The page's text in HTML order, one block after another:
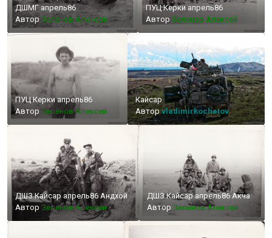
ДШМГ апрель86
АвторЗеленов Алексей
ПУЦ Керки апрель86
Автор Зеленов Алексей
ПУЦ Керки апрель86
Автор Зеленов Алексей
Кайсар
Авторvladimirkochetov
ДШЗ Кайсар апрель86 Андхой
Автор Зеленов Алексей
ДШЗ Кайсар апрель86 Акча
Автор Зеленов Алексей